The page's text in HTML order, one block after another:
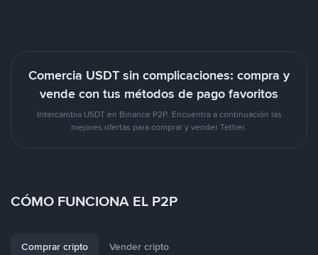
Comercia USDT sin complicaciones: compra y
vende con tus métodos de pago favoritos
Intercambia USDT en Binance P2P. Encuentra a continuación las
mejores ofertas para comprar y vender Tether.
CÓMO FUNCIONA EL P2P
Comprar cripto Vender cripto